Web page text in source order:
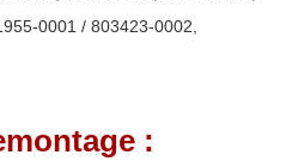
0001 / 803423-0002,
: